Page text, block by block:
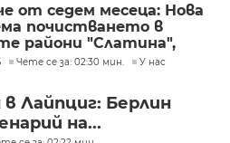
от седем месеца: Нова
почистването в
райони "Слатина",
"Изгрев"
Чете се за: 02:30 мин. У нас
Лайпциг: Берлин
на...